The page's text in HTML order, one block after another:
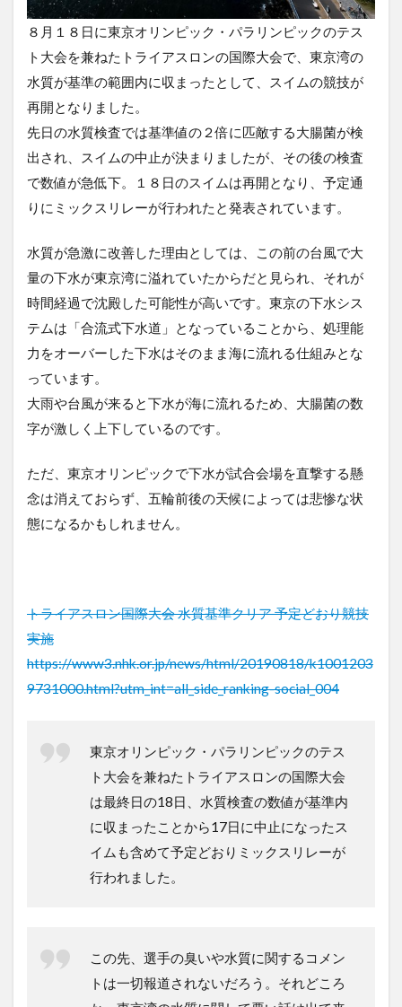
８月１８日に東京オリンピック・パラリンピックのテス
ト大会を兼ねたトライアスロンの国際大会で、東京湾の
水質が基準の範囲内に収まったとして、スイムの競技が
再開となりました。
先日の水質検査では基準値の２倍に匹敵する大腸菌が検
出され、スイムの中止が決まりましたが、その後の検査
で数値が急低下。１８日のスイムは再開となり、予定通
りにミックスリレーが行われたと発表されています。
水質が急激に改善した理由としては、この前の台風で大
量の下水が東京湾に溢れていたからだと見られ、それが
時間経過で沈殿した可能性が高いです。東京の下水シス
テムは「合流式下水道」となっていることから、処理能
力をオーバーした下水はそのまま海に流れる仕組みとな
っています。
大雨や台風が来ると下水が海に流れるため、大腸菌の数
字が激しく上下しているのです。
ただ、東京オリンピックで下水が試合会場を直撃する懸
念は消えておらず、五輪前後の天候によっては悲惨な状
態になるかもしれません。
トライアスロン国際大会 水質基準クリア 予定どおり競技
実施
https://www3.nhk.or.jp/news/html/20190818/k1001203
9731000.html?utm_int=all_side_ranking-social_004
東京オリンピック・パラリンピックのテス
ト大会を兼ねたトライアスロンの国際大会
は最終日の18日、水質検査の数値が基準内
に収まったことから17日に中止になったス
イムも含めて予定どおりミックスリレーが
行われました。
この先、選手の臭いや水質に関するコメン
トは一切報道されないだろう。それどころ